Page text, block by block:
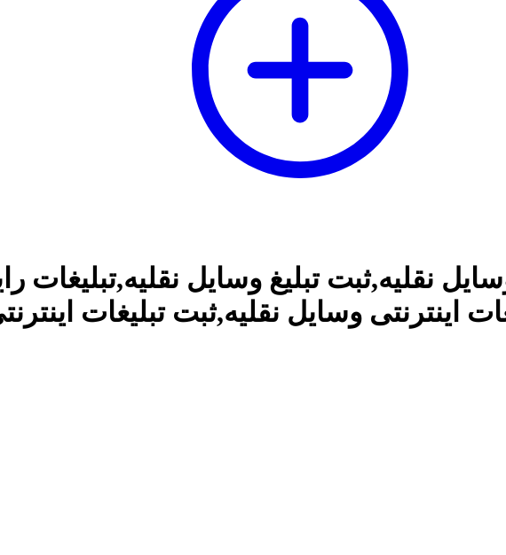
نقلیه,ثبت تبلیغ وسایل نقلیه,تبلیغات
اینترنتی وسایل نقلیه,ثبت تبلیغات